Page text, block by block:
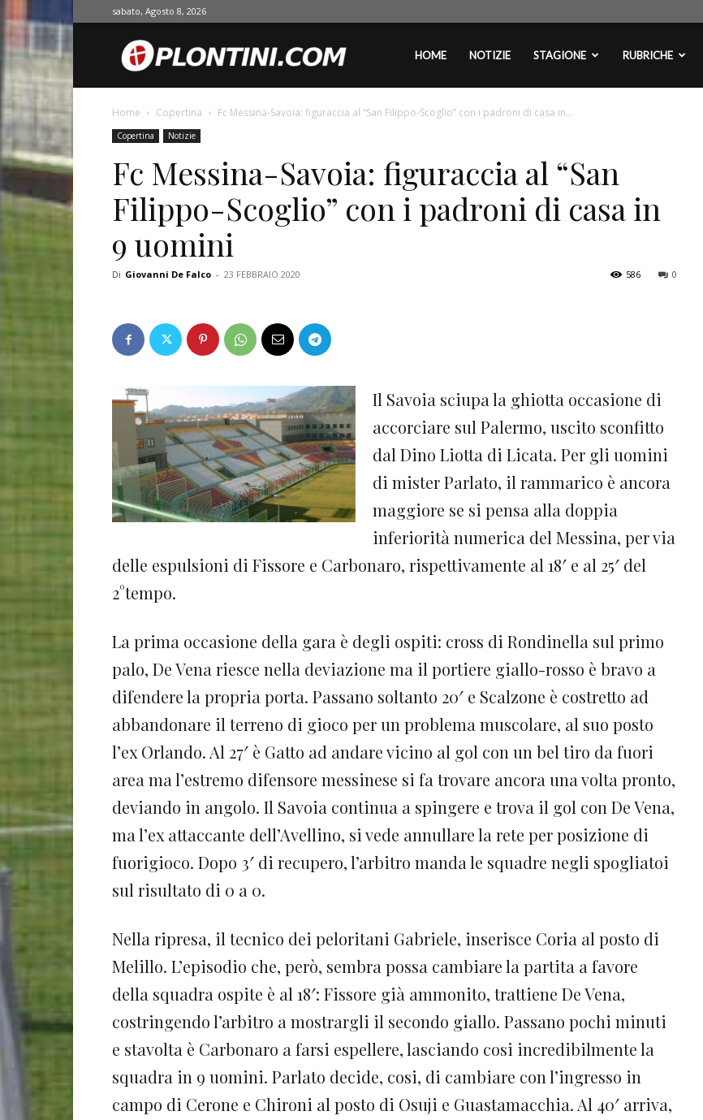
sabato, Agosto 8, 2026
Oplontini.comHOME NOTIZIE STAGIONE RUBRICHE
Home Copertina Fc Messina-Savoia: figuraccia al “San Filippo-Scoglio” con i padroni di casa in...
Copertina Notizie
Fc Messina-Savoia: figuraccia al “San
Filippo-Scoglio” con i padroni di casa in
9 uomini
Di Giovanni De Falco - 23 FEBBRAIO 2020 0
586
Il Savoia sciupa la ghiotta occasione di
accorciare sul Palermo, uscito sconfitto
dal Dino Liotta di Licata. Per gli uomini
di mister Parlato, il rammarico è ancora
maggiore se si pensa alla doppia
inferiorità numerica del Messina, per via
delle espulsioni di Fissore e Carbonaro, rispettivamente al 18′ e al 25′ del
2°tempo.
La prima occasione della gara è degli ospiti: cross di Rondinella sul primo
palo, De Vena riesce nella deviazione ma il portiere giallo-rosso è bravo a
difendere la propria porta. Passano soltanto 20′ e Scalzone è costretto ad
abbandonare il terreno di gioco per un problema muscolare, al suo posto
l’ex Orlando. Al 27′ è Gatto ad andare vicino al gol con un bel tiro da fuori
area ma l’estremo difensore messinese si fa trovare ancora una volta pronto,
deviando in angolo. Il Savoia continua a spingere e trova il gol con De Vena,
ma l’ex attaccante dell’Avellino, si vede annullare la rete per posizione di
fuorigioco. Dopo 3′ di recupero, l’arbitro manda le squadre negli spogliatoi
sul risultato di 0 a 0.
Nella ripresa, il tecnico dei peloritani Gabriele, inserisce Coria al posto di
Melillo. L’episodio che, però, sembra possa cambiare la partita a favore
della squadra ospite è al 18′: Fissore già ammonito, trattiene De Vena,
costringendo l’arbitro a mostrargli il secondo giallo. Passano pochi minuti
e stavolta è Carbonaro a farsi espellere, lasciando cosi incredibilmente la
squadra in 9 uomini. Parlato decide, cosi, di cambiare con l’ingresso in
campo di Cerone e Chironi al posto di Osuji e Guastamacchia. Al 40′ arriva,